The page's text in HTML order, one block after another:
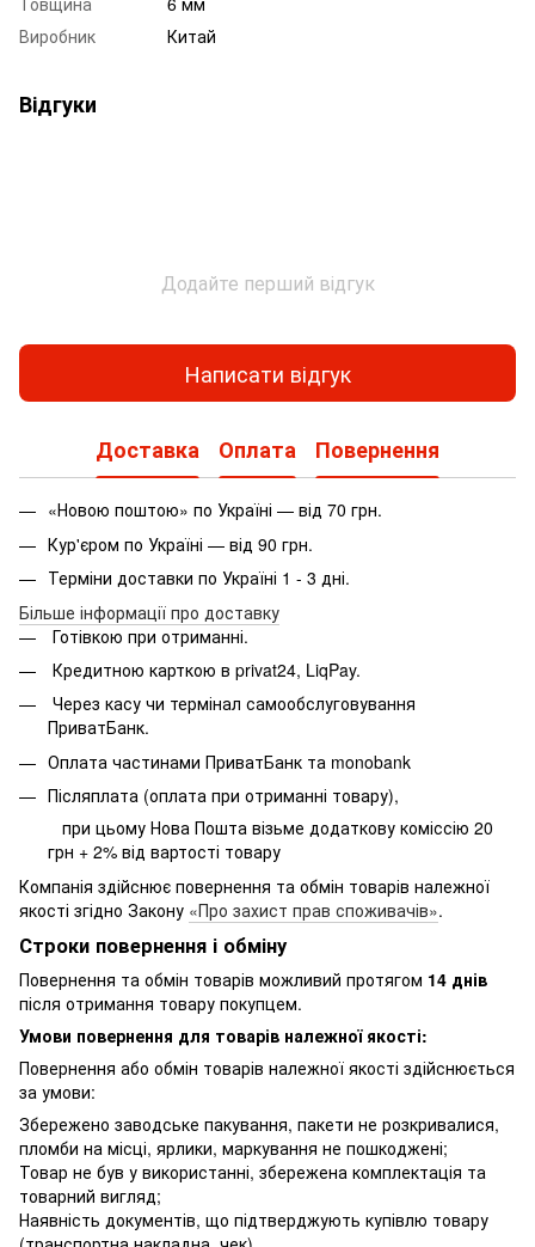
Виробник
Китай
Відгуки
Додайте перший відгук
Написати відгук
Доставка Оплата Повернення
«Новою поштою» по Україні — від 70 грн.
Кур'єром по Україні — від 90 грн.
Терміни доставки по Україні 1 - 3 дні.
Більше інформації про доставку
Готівкою при отриманні.
Кредитною карткою в privat24, LiqPay.
Через касу чи термінал самообслуговування
ПриватБанк.
Оплата частинами ПриватБанк та monobank
Післяплата (оплата при отриманні товару),
при цьому Нова Пошта візьме додаткову коміссію 20
грн + 2% від вартості товару
Компанія здійснює повернення та обмін товарів належної
якості згідно Закону «Про захист прав споживачів».
Строки повернення і обміну
Повернення та обмін товарів можливий протягом 14 днів
після отримання товару покупцем.
Умови повернення для товарів належної якості:
Повернення або обмін товарів належної якості здійснюється
за умови:
Збережено заводське пакування, пакети не розкривалися,
пломби на місці, ярлики, маркування не пошкоджені;
Товар не був у використанні, збережена комплектація та
товарний вигляд;
Наявність документів, що підтверджують купівлю товару